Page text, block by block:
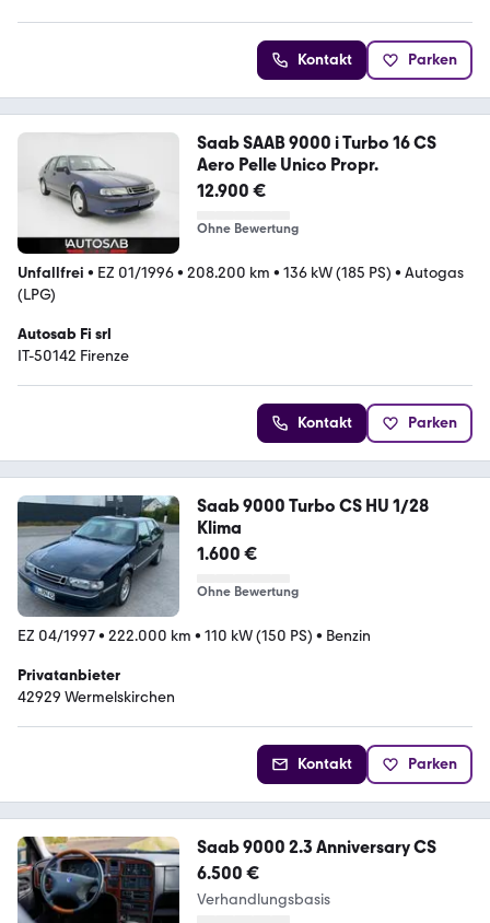
Kontakt Parken
Saab SAAB 9000 i Turbo 16 CS
Aero Pelle Unico Propr.
12.900 €
Ohne Bewertung
Unfallfrei • EZ 01/1996• 208.200 km • 136 kW (185 PS) • Autogas
(LPG)
Autosab Fi srl
IT-50142 Firenze
Kontakt Parken
Saab 9000 Turbo CS HU 1/28
Klima
1.600 €
Ohne Bewertung
EZ 04/1997• 222.000 km • 110 kW (150 PS) • Benzin
Privatanbieter
42929 Wermelskirchen
Kontakt Parken
Saab 9000 2.3 Anniversary CS
6.500 €
Verhandlungsbasis